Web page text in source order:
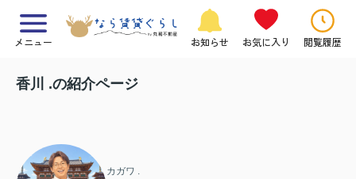
メニュー お知らせ お気に入り 閲覧履歴
香川 .の紹介ページ
カガワ .